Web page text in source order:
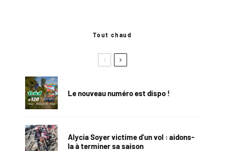
Tout chaud
Le nouveau numéro est dispo !
Alycia Soyer victime d’un vol : aidons-
la à terminer sa saison